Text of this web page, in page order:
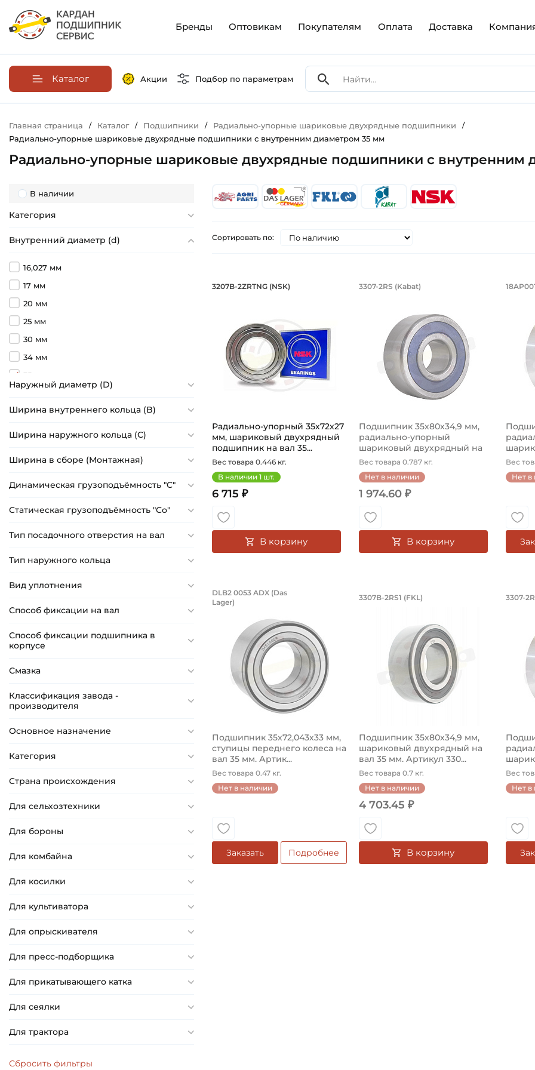
Бренды Оптовикам Покупателям Оплата Доставка
Каталог Акции Подбор по параметрам
Главная страница / Каталог / Подшипники / Радиально-упорные шариковые двухрядные подшипники /
Радиально-упорные шариковые двухрядные подшипники с внутренним диаметром 35 мм
Радиально-упорные шариковые двухрядные подшипники с внутренним
В наличии
Категория
Внутренний диаметр (d)
16,027 мм
17 мм
20 мм
25 мм
30 мм
34 мм
38,1 мм
45 мм
55 мм
Наружный диаметр (D)
Ширина внутреннего кольца (B)
Ширина наружного кольца (С)
Ширина в сборе (Монтажная)
Динамическая грузоподъёмность "C"
Статическая грузоподъёмность "Сo"
Тип посадочного отверстия на вал
Тип наружного кольца
Вид уплотнения
Способ фиксации на вал
Способ фиксации подшипника в
корпусе
Смазка
Классификация завода -
производителя
Основное назначение
Категория
Страна происхождения
Для сельхозтехники
Для бороны
Для комбайна
Для косилки
Для культиватора
Для опрыскивателя
Для пресс-подборщика
Для прикатывающего катка
Для сеялки
Для трактора
Сортировать по:
Радиально-упорный 35х72х27 мм,
3207B-2ZRTNG (NSK)
Радиально-упорный 35х72х27
мм, шариковый двухрядный
подшипник на вал 35...
Вес товара 0.446 кг.
В наличии 1 шт.
6 715 ₽
В корзину
Подшипник 35х80х34,9
3307-2RS (Kabat)
Подшипник 35х80х34,9 мм,
радиально-упорный
шариковый двухрядный на
вал ...
Вес товара 0.787 кг.
Нет в наличии
1 974.60 ₽
В корзину
вал ...
Вес
Нет в
Подшипник 35х72,043х33 мм, ступицы
Подшипник ступицы DLB2 0053 ADX Das Lager заднего колеса на
DLB2 0053 ADX (Das
Lager)
Подшипник 35х72,043х33 мм,
ступицы переднего колеса на
вал 35 мм. Артик...
Вес товара 0.47 кг.
Нет в наличии
Заказать Подробнее
Подшипник 35х80х34,9
3307B-2RS1 (FKL)
Подшипник 35х80х34,9 мм,
шариковый двухрядный на
вал 35 мм. Артикул 330...
Вес товара 0.7 кг.
Нет в наличии
4 703.45 ₽
В корзину
3307-
вал ...
Вес
Нет в